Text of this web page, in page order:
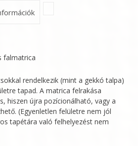
falmatrica
rendelkezik (mint a gekkó talpa)
tapad. A matrica felrakása
hiszen újra pozícionálható, vagy a
(Egyenletlen felületre nem jól
tapétára való felhelyezést nem